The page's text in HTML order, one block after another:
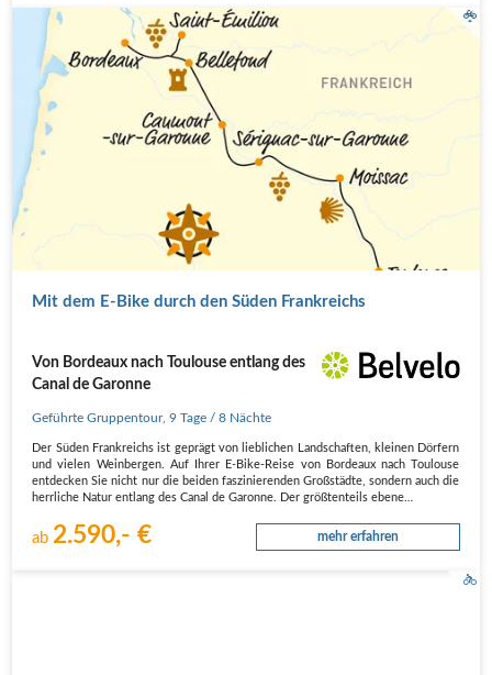
Mit dem E-Bike durch den Süden Frankreichs
Von Bordeaux nach Toulouse entlang des
Canal de Garonne
Geführte Gruppentour,9 Tage / 8 Nächte
Der Süden Frankreichs ist geprägt von lieblichen Landschaften, kleinen Dörfern
und vielen Weinbergen. Auf Ihrer E-Bike-Reise von Bordeaux nach Toulouse
entdecken Sie nicht nur die beiden faszinierenden Großstädte, sondern auch die
herrliche Natur entlang des Canal de Garonne. Der größtenteils ebene…
ab2.590,- € mehr erfahren